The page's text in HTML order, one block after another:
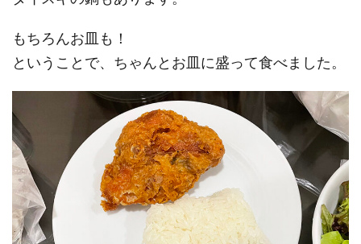
もちろんお皿も！
ということで、ちゃんとお皿に盛って食べました。